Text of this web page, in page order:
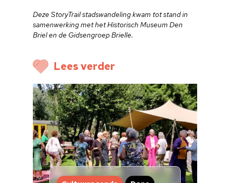
Deze StoryTrail stadswandeling kwam tot stand in
samenwerking met het Historisch Museum Den
Briel en de Gidsengroep Brielle.
Lees verder
Voor
Cultuur op school
Over ons
Nieuwsbrief